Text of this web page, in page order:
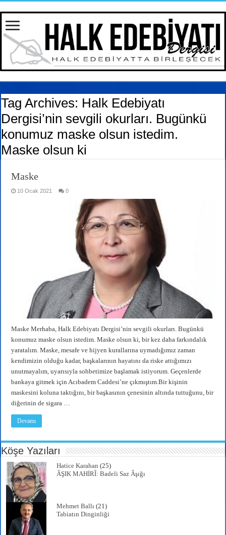
Tag Archives: Halk Edebiyatı
Dergisi’nin sevgili okurları. Bugünkü
konumuz maske olsun istedim.
Maske olsun ki
Maske
10 Ocak 2021 0
Maske Merhaba, Halk Edebiyatı Dergisi’nin sevgili okurları. Bugünkü
konumuz maske olsun istedim. Maske olsun ki, bir kez daha farkındalık
yaratalım. Maske, mesafe ve hijyen kurallarına uymadığımız zaman
kendimizin olduğu kadar, başkalarının hayatını da riske attığımızı
unutmayalım, uyarısıyla sohbetimize başlamak istiyorum. Geçenlerde
bankaya gitmek için Acıbadem Caddesi’ne çıkmıştım.Bir kişinin
maskesini koluna taktığını, bir başkasının çenesinin altında tuttuğunu, bir
diğerinin de sigara …
Devamı
Köşe Yazıları
Hatice Karahan (25)
ÂŞIK MAHİRÎ: Badeli Saz Âşığı
Mehmet Ballı (21)
Tabiatın Dinginliği